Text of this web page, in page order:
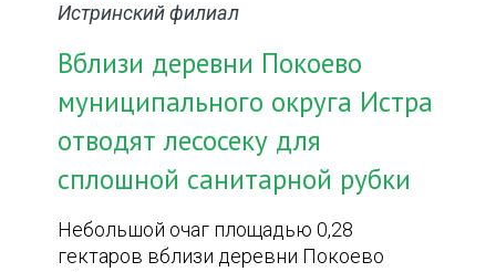
Истринский филиал
Вблизи деревни Покоево
муниципального округа Истра
отводят лесосеку для
сплошной санитарной рубки
Небольшой очаг площадью 0,28
гектаров вблизи деревни Покоево